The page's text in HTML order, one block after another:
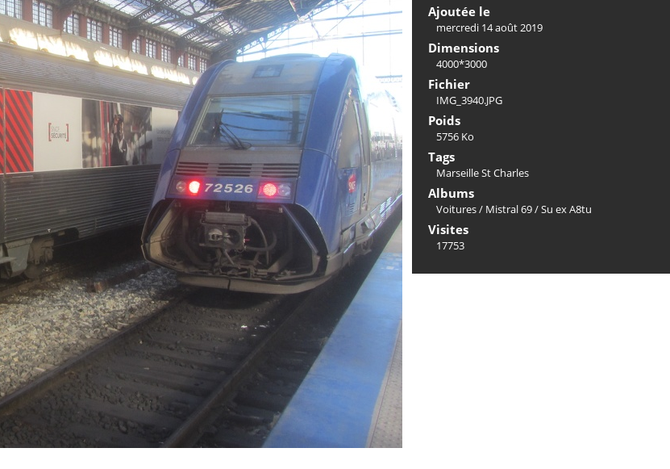
Ajoutée le
mercredi 14 août 2019
Dimensions
4000*3000
Fichier
IMG_3940.JPG
Poids
5756 Ko
Tags
Marseille St Charles
Albums
Voitures/ Mistral 69/Su ex A8tu
Visites
17753